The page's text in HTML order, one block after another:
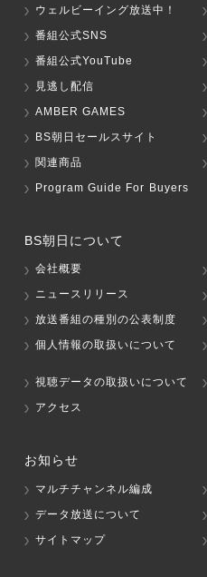
ウェルビーイング放送中！
番組公式SNS
番組公式YouTube
見逃し配信
AMBER GAMES
BS朝日セールスサイト
関連商品
Program Guide For Buyers
BS朝日について
会社概要
ニュースリリース
放送番組の種別の公表制度
個人情報の取扱いについて
視聴データの取扱いについて
アクセス
お知らせ
マルチチャンネル編成
データ放送について
サイトマップ